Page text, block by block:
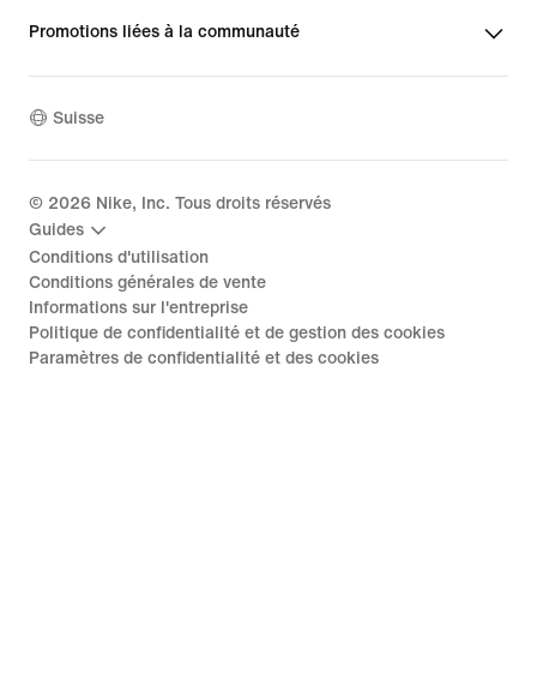
Promotions liées à la communauté
Suisse
© 2026 Nike, Inc. Tous droits réservés
Guides
Conditions d'utilisation
Conditions générales de vente
Informations sur l'entreprise
Politique de confidentialité et de gestion des cookies
Paramètres de confidentialité et des cookies